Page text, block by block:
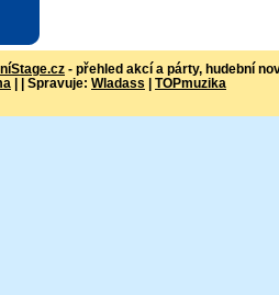
- přehled akcí a párty, hudební
| | Spravuje: Wladass | TOPmuzika